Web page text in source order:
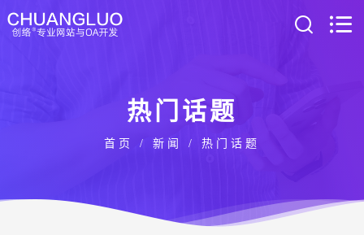
热门话题
首页 / 新闻 / 热门话题